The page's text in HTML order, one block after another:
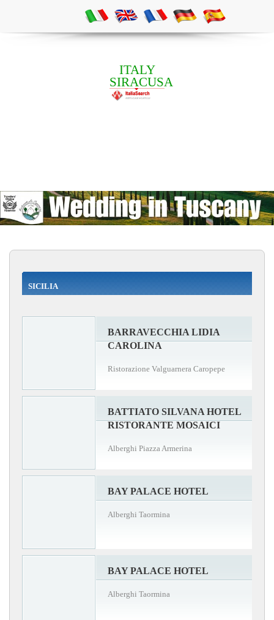
ITALY
SIRACUSA
SICILIA
BARRAVECCHIA LIDIA
CAROLINA
Ristorazione Valguarnera Caropepe
BATTIATO SILVANA HOTEL
RISTORANTE MOSAICI
Alberghi Piazza Armerina
BAY PALACE HOTEL
Alberghi Taormina
BAY PALACE HOTEL
Alberghi Taormina